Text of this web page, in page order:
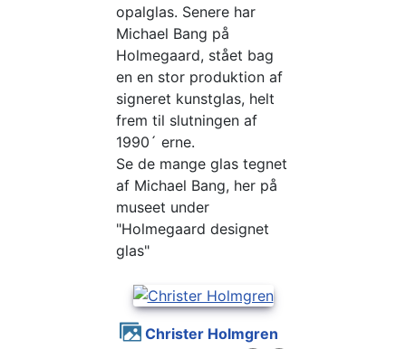
opalglas. Senere har
Michael Bang på
Holmegaard, stået bag
en en stor produktion af
signeret kunstglas, helt
frem til slutningen af
1990´ erne.
Se de mange glas tegnet
af Michael Bang, her på
museet under
"Holmegaard designet
glas"
Christer Holmgren